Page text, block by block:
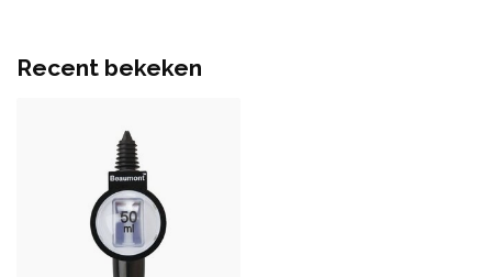
Recent bekeken